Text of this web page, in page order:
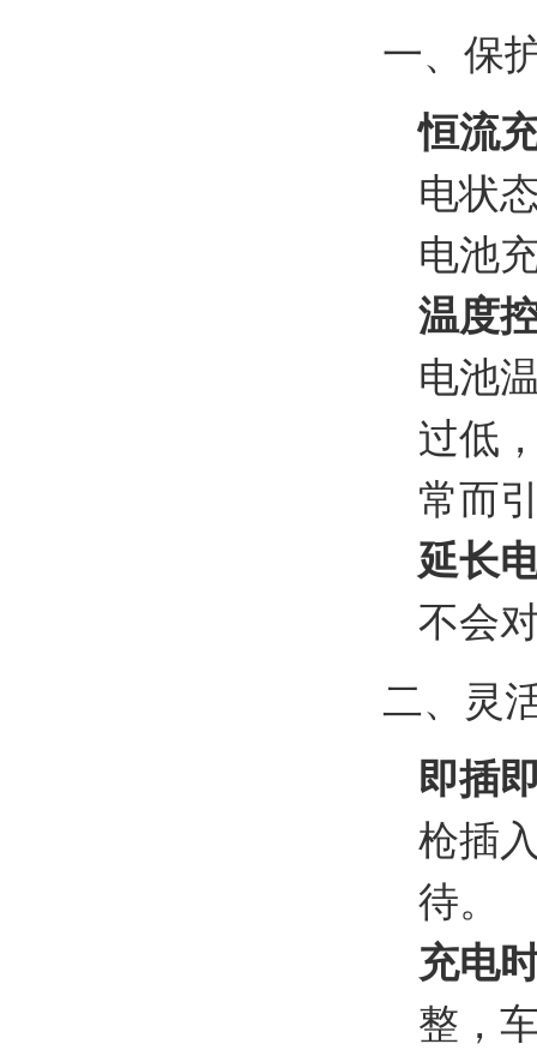
一、保
恒流
电状
电池
温度
电池
过低
常而
延长
不会
二、灵
即插
枪插
待。
充电
整，